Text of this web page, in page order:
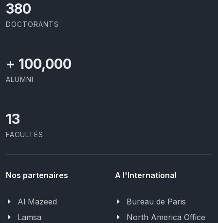
403
DOCTORANTS
+ 100,000
ALUMNI
13
FACULTÉS
Nos partenaires
Al Mazeed
Lamsa
A l'International
Bureau de Paris
North America Office